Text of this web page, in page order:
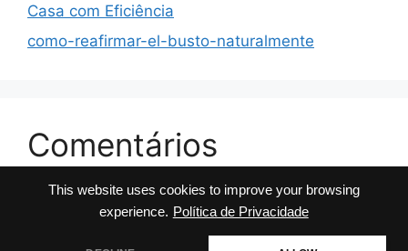
This website uses cookies to improve your browsing
experience. Política de Privacidade
Casa com Eficiência
como-reafirmar-el-busto-naturalmente
Comentários
No comments to show.